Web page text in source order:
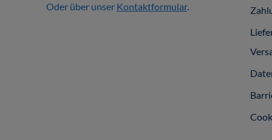
Oder über unser Kontaktformular.